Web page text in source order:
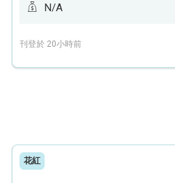
N/A
刊登於 20小時前
花紅